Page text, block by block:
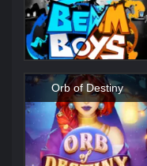
Orb of Destiny